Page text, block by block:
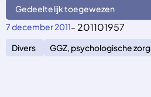
Geen zorgverzekering
Over SKGZ
Nieuws
Gedeeltelijk toegewezen
7 december 2011- 201101957
Divers GGZ, psychologische zorg